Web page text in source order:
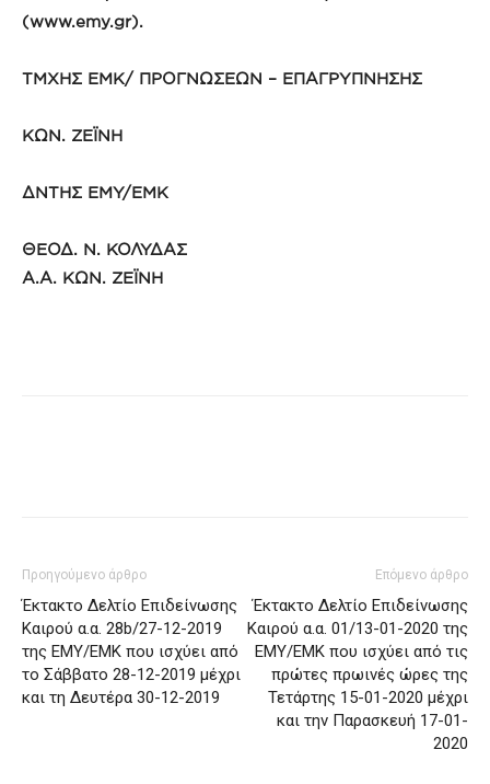
(www.emy.gr).
ΤΜΧΗΣ ΕΜΚ/ ΠΡΟΓΝΩΣΕΩΝ – ΕΠΑΓΡΥΠΝΗΣΗΣ
ΚΩΝ. ΖΕΪΝΗ
ΔΝΤΗΣ ΕΜΥ/ΕΜΚ
ΘΕΟΔ. Ν. ΚΟΛΥΔΑΣ
Α.Α. ΚΩΝ. ΖΕΪΝΗ
Προηγούμενο άρθρο
Έκτακτο Δελτίο Επιδείνωσης
Καιρού α.α. 28b/27-12-2019
της ΕΜΥ/ΕΜΚ που ισχύει από
το Σάββατο 28-12-2019 μέχρι
και τη Δευτέρα 30-12-2019
Επόμενο άρθρο
Έκτακτο Δελτίο Επιδείνωσης
Καιρού α.α. 01/13-01-2020 της
ΕΜΥ/ΕΜΚ που ισχύει από τις
πρώτες πρωινές ώρες της
Τετάρτης 15-01-2020 μέχρι
και την Παρασκευή 17-01-
2020